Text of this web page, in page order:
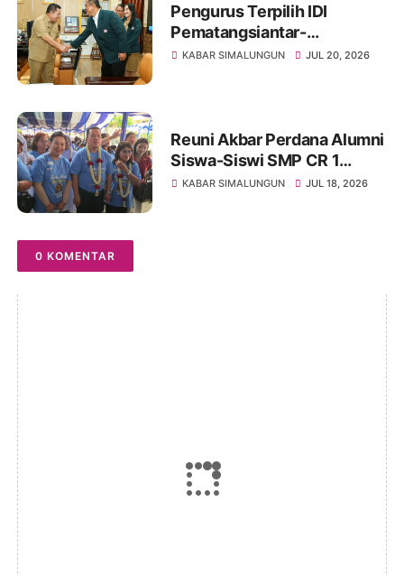
Pengurus Terpilih IDI
Pematangsiantar-
Simalungun Audiensi ke
KABAR SIMALUNGUN JUL 20, 2026
Reuni Akbar Perdana Alumni
Siswa-Siswi SMP CR 1
Pamatangsiantar, Wali Kota
KABAR SIMALUNGUN JUL 18, 2026
0 KOMENTAR